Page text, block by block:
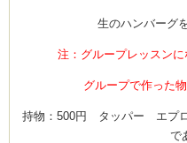
生のハンバーグ
注：グループレッスン
グループで作った
持物：500円 タッパー エプ
で